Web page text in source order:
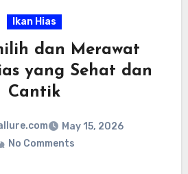
selanjutnya!
Ikan Hias
dan Merawat
yang Sehat dan
Cantik
May 15, 2026
No Comments